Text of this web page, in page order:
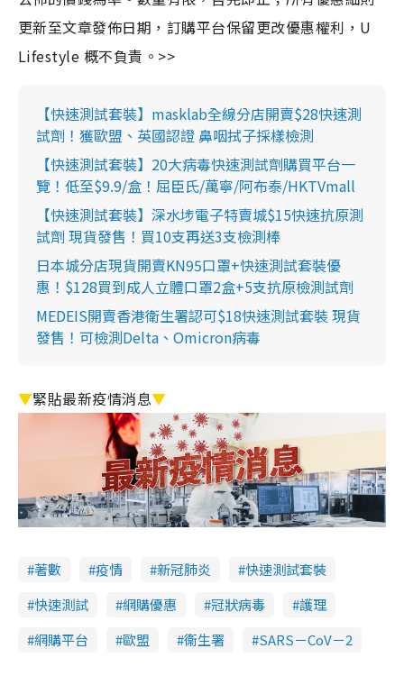
更新至文章發佈日期，訂購平台保留更改優惠權利，U
Lifestyle 概不負責。>>
【快速測試套裝】masklab全線分店開賣$28快速測
試劑！獲歐盟、英國認證 鼻咽拭子採樣檢測
【快速測試套裝】20大病毒快速測試劑購買平台一
覽！低至$9.9/盒！屈臣氏/萬寧/阿布泰/HKTVmall
【快速測試套裝】深水埗電子特賣城$15快速抗原測
試劑 現貨發售！買10支再送3支檢測棒
日本城分店現貨開賣KN95口罩+快速測試套裝優
惠！$128買到成人立體口罩2盒+5支抗原檢測試劑
MEDEIS開賣香港衛生署認可$18快速測試套裝 現貨
發售！可檢測Delta、Omicron病毒
▼緊貼最新疫情消息▼
著數 疫情 新冠肺炎
快速測試套裝
快速測試
網購優惠 冠狀病毒
護理
網購平台
歐盟 衞生署 SARS－CoV－2